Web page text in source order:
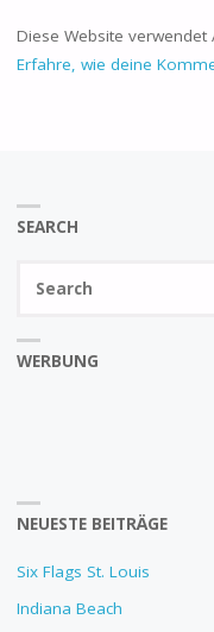
Diese Website
Erfahre, wie deine
SEARCH
WERBUNG
NEUESTE BEITRÄGE
Six Flags St. Louis
Indiana Beach